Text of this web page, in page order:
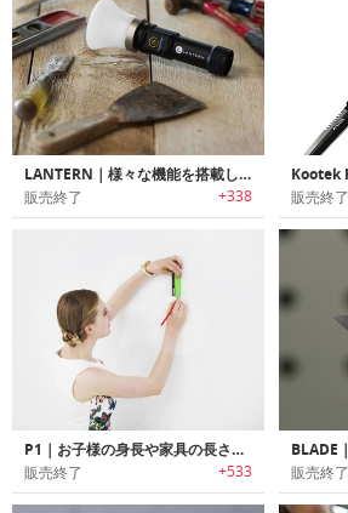
LANTERN｜様々な機能を搭載したアウトドアや自転車でも利用可能なポータブルランタン
販売終了 +338 販売終了
P1｜お子様の身長や家具の長さを瞬時に計測可能なレーザー式スマートメジャー「ピーワン」
販売終了 +533 販売終了